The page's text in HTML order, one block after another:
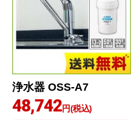
浄水器 OSS-A7
48,742円(税込)